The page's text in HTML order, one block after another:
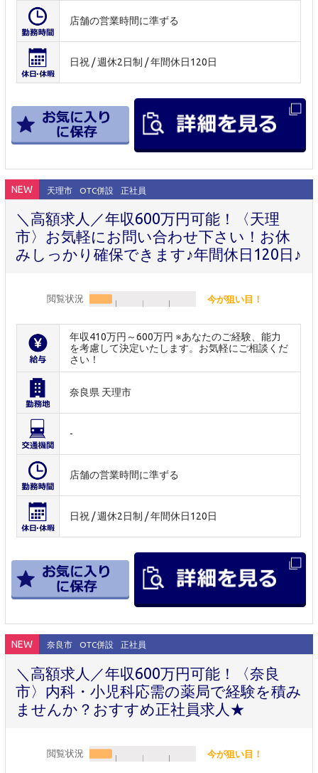
店舗の営業時間に準ずる
日祝 / 週休2日制 / 年間休日120日
NEW 天理市 OTC併設 正社員
＼高額求人／年収600万円可能！〈天理
市〉お気軽にお問い合わせ下さい！お休
みしっかり確保できます♪年間休日120日♪
閲覧状況 今が狙い目！
年収410万円～600万円 ※あなたのご経験、能力
を考慮して決定いたします。お気軽にご相談くだ
さい！
奈良県 天理市
-
店舗の営業時間に準ずる
日祝 / 週休2日制 / 年間休日120日
NEW 奈良市 OTC併設 正社員
＼高額求人／年収600万円可能！〈奈良
市〉内科・小児科応需の薬局で経験を積み
ませんか？おすすめ正社員求人★
閲覧状況 今が狙い目！